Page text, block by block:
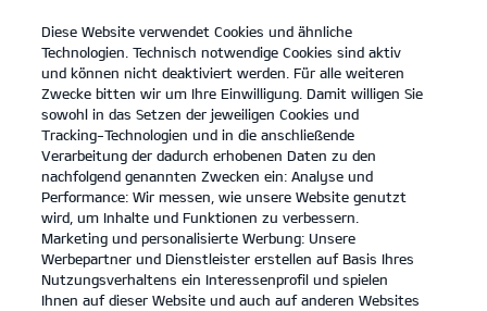
open
menu
KONTAKT
... ANGEBOTE
KIA SERVICEANGEBOTE
Diese Website verwendet Cookies und ähnliche
Technologien. Technisch notwendige Cookies sind aktiv
und können nicht deaktiviert werden. Für alle weiteren
Zwecke bitten wir um Ihre Einwilligung. Damit willigen Sie
sowohl in das Setzen der jeweiligen Cookies und
Tracking-Technologien und in die anschließende
Verarbeitung der dadurch erhobenen Daten zu den
nachfolgend genannten Zwecken ein: Analyse und
Performance: Wir messen, wie unsere Website genutzt
wird, um Inhalte und Funktionen zu verbessern.
Marketing und personalisierte Werbung: Unsere
Werbepartner und Dienstleister erstellen auf Basis Ihres
Nutzungsverhaltens ein Interessenprofil und spielen
Ihnen auf dieser Website und auch auf anderen Websites